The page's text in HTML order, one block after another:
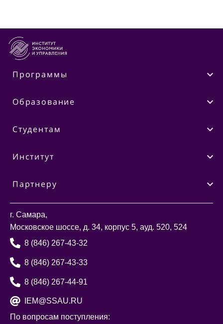
Программы
Образование
Студентам
Институт
Партнеру
г. Самара,
Московское шоссе, д. 34, корпус 5, ауд. 520, 524
8 (846) 267-43-32
8 (846) 267-43-33
8 (846) 267-44-91
IEM@SSAU.RU
По вопросам поступления: